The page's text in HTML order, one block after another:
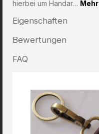
hierbei um Handar… Mehr
Eigenschaften
Bewertungen
FAQ